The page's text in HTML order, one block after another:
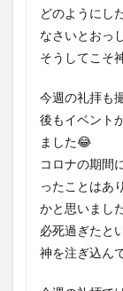
どのようにし
なさいとおっ
そうしてこそ
今週の礼拝も
後もイベント
ました😂
コロナの期間
ったことはあ
かと思いまし
必死過ぎたと
神を注ぎ込ん